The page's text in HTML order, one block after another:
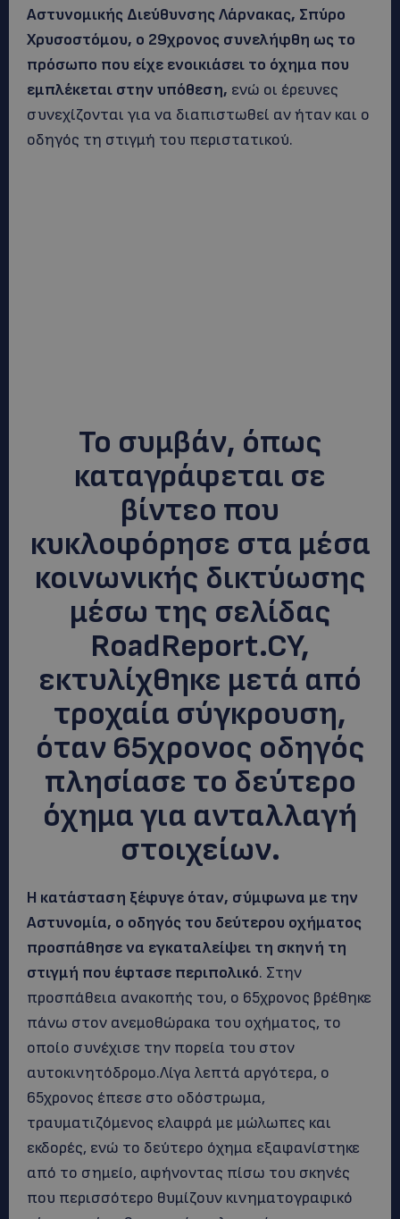
Αστυνομικής Διεύθυνσης Λάρνακας, Σπύρο
Χρυσοστόμου, ο 29χρονος συνελήφθη ως το
πρόσωπο που είχε ενοικιάσει το όχημα που
εμπλέκεται στην υπόθεση, ενώ οι έρευνες
συνεχίζονται για να διαπιστωθεί αν ήταν και ο
οδηγός τη στιγμή του περιστατικού.
Το συμβάν, όπως
καταγράφεται σε
βίντεο που
κυκλοφόρησε στα μέσα
κοινωνικής δικτύωσης
μέσω της σελίδας
RoadReport.CY,
εκτυλίχθηκε μετά από
τροχαία σύγκρουση,
όταν 65χρονος οδηγός
πλησίασε το δεύτερο
όχημα για ανταλλαγή
στοιχείων.
Η κατάσταση ξέφυγε όταν, σύμφωνα με την
Αστυνομία, ο οδηγός του δεύτερου οχήματος
προσπάθησε να εγκαταλείψει τη σκηνή τη
στιγμή που έφτασε περιπολικό. Στην
προσπάθεια ανακοπής του, ο 65χρονος βρέθηκε
πάνω στον ανεμοθώρακα του οχήματος, το
οποίο συνέχισε την πορεία του στον
αυτοκινητόδρομο.Λίγα λεπτά αργότερα, ο
65χρονος έπεσε στο οδόστρωμα,
τραυματιζόμενος ελαφρά με μώλωπες και
εκδορές, ενώ το δεύτερο όχημα εξαφανίστηκε
από το σημείο, αφήνοντας πίσω του σκηνές
που περισσότερο θυμίζουν κινηματογραφικό